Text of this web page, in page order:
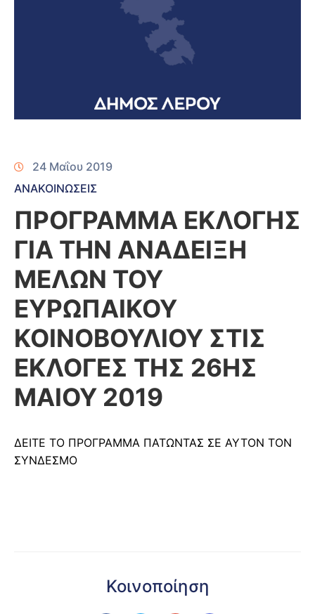
24 Μαΐου 2019
ΑΝΑΚΟΙΝΩΣΕΙΣ
ΠΡΟΓΡΑΜΜΑ ΕΚΛΟΓΗΣ
ΓΙΑ ΤΗΝ ΑΝΑΔΕΙΞΗ
ΜΕΛΩΝ ΤΟΥ
ΕΥΡΩΠΑΙΚΟΥ
ΚΟΙΝΟΒΟΥΛΙΟΥ ΣΤΙΣ
ΕΚΛΟΓΕΣ ΤΗΣ 26ΗΣ
ΜΑΙΟΥ 2019
ΔΕΙΤΕ ΤΟ ΠΡΟΓΡΑΜΜΑ ΠΑΤΩΝΤΑΣ ΣΕ ΑΥΤΟΝ ΤΟΝ
ΣΥΝΔΕΣΜΟ
Κοινοποίηση